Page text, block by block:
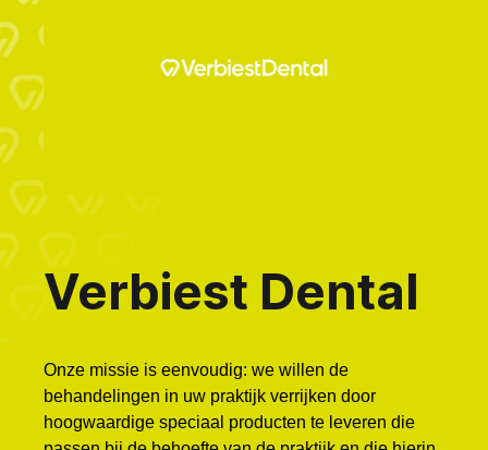
Verbiest Dental
Onze missie is eenvoudig: we willen de
behandelingen in uw praktijk verrijken door
hoogwaardige speciaal producten te leveren die